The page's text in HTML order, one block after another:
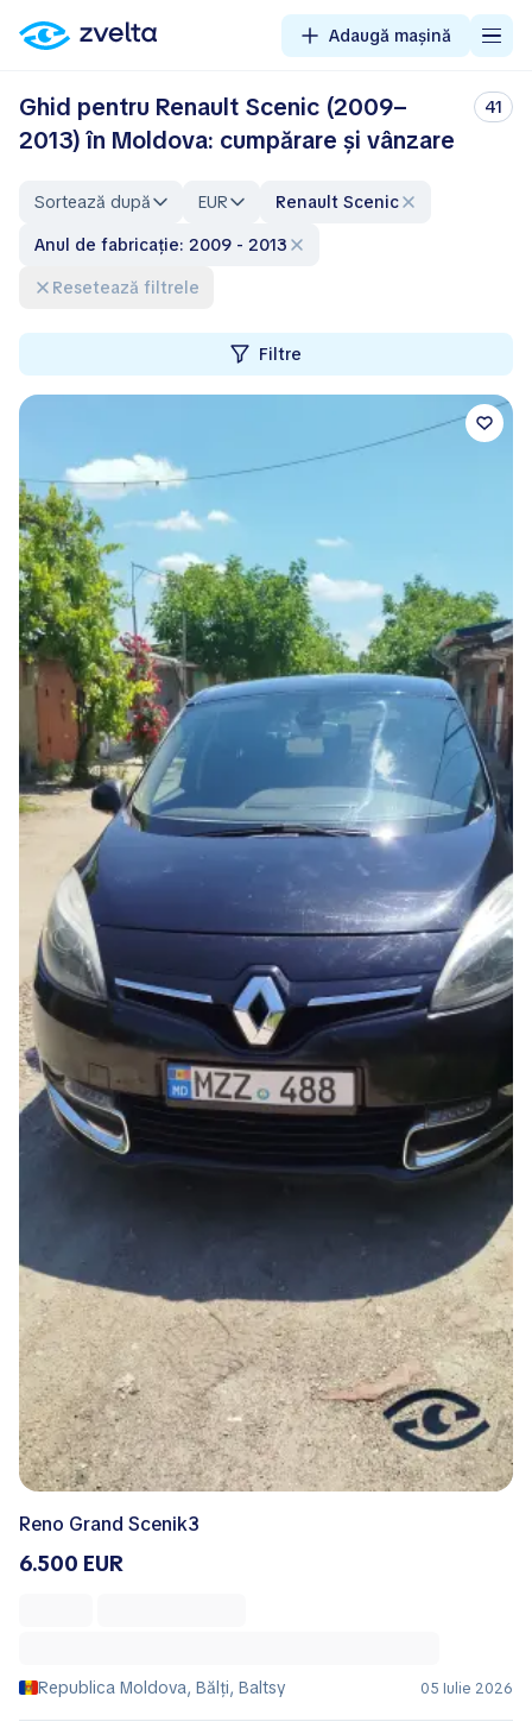
Adaugă mașină
Ghid pentru Renault Scenic (2009–
2013) în Moldova: cumpărare și vânzare
41
Sortează după EUR
Renault Scenic
Anul de fabricație: 2009 - 2013
Resetează filtrele
Filtre
Reno Grand Scenik3
6.500 EUR
Republica Moldova, Bălţi, Baltsy 05 Iulie 2026